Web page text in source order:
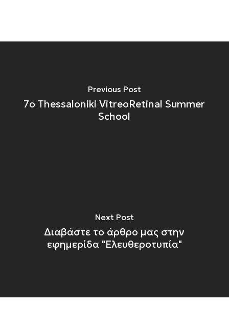
Previous Post
7ο Thessaloniki VitreoRetinal Summer
School
Next Post
Διαβάστε το άρθρο μας στην
εφημερίδα "Ελευθεροτυπία"